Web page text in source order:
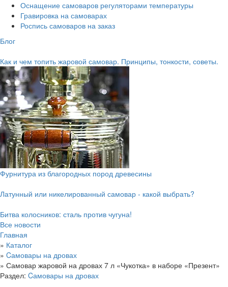
Оснащение самоваров регуляторами температуры
Гравировка на самоварах
Роспись самоваров на заказ
Блог
Как и чем топить жаровой самовар. Принципы, тонкости, советы.
Фурнитура из благородных пород древесины
Латунный или никелированный самовар - какой выбрать?
Битва колосников: сталь против чугуна!
Все новости
Главная
» Каталог
» Cамовары на дровах
» Самовар жаровой на дровах 7 л «Чукотка» в наборе «Презент»
Раздел: Cамовары на дровах